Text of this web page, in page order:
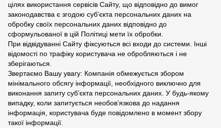
цілях використання сервісів Сайту, що відповідно до вимог
законодавства є згодою суб’єкта персональних даних на
обробку своїх персональних даних відповідно до
сформульованої в цій Політиці мети їх обробки.
При відвідуванні Сайту фіксуються всі входи до системи. Інші
відомості по трафіку користувача не обробляються і не
зберігаються.
Звертаємо Вашу увагу: Компанія обмежується збором
мінімального обсягу інформації, необхідного виключно для
виконання запиту суб’єкта персональних даних. У будь-якому
випадку, коли запитується необов’язкова до надання
інформація, користувача буде повідомлено в момент збору
такої інформації.